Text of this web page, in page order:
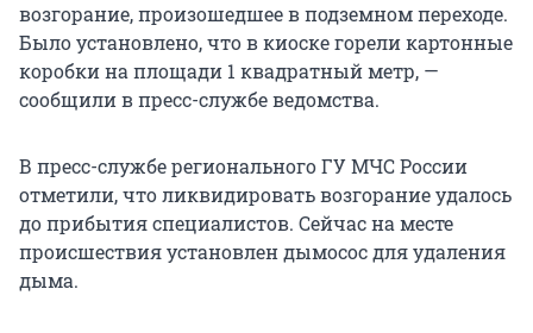
возгорание, произошедшее в подземном переходе.
Было установлено, что в киоске горели картонные
коробки на площади 1 квадратный метр, —
сообщили в пресс-службе ведомства.
В пресс-службе регионального ГУ МЧС России
отметили, что ликвидировать возгорание удалось
до прибытия специалистов. Сейчас на месте
происшествия установлен дымосос для удаления
дыма.